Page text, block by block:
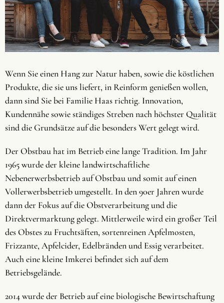
Wenn Sie einen Hang zur Natur haben, sowie die köstlichen
Produkte, die sie uns liefert, in Reinform genießen wollen,
dann sind Sie bei Familie Haas richtig. Innovation,
Kundennähe sowie ständiges Streben nach höchster Qualität
sind die Grundsätze auf die besonders Wert gelegt wird.
Der Obstbau hat im Betrieb eine lange Tradition. Im Jahr
1965 wurde der kleine landwirtschaftliche
Nebenerwerbsbetrieb auf Obstbau und somit auf einen
Vollerwerbsbetrieb umgestellt. In den 90er Jahren wurde
dann der Fokus auf die Obstverarbeitung und die
Direktvermarktung gelegt. Mittlerweile wird ein großer Teil
des Obstes zu Fruchtsäften, sortenreinen Apfelmosten,
Frizzante, Apfelcider, Edelbränden und Essig verarbeitet.
Auch eine kleine Imkerei befindet sich auf dem
Betriebsgelände.
2014 wurde der Betrieb auf eine biologische Bewirtschaftung